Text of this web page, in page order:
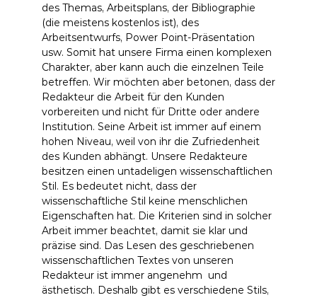
des Themas, Arbeitsplans, der Bibliographie
(die meistens kostenlos ist), des
Arbeitsentwurfs, Power Point-Präsentation
usw. Somit hat unsere Firma einen komplexen
Charakter, aber kann auch die einzelnen Teile
betreffen. Wir möchten aber betonen, dass der
Redakteur die Arbeit für den Kunden
vorbereiten und nicht für Dritte oder andere
Institution. Seine Arbeit ist immer auf einem
hohen Niveau, weil von ihr die Zufriedenheit
des Kunden abhängt. Unsere Redakteure
besitzen einen untadeligen wissenschaftlichen
Stil. Es bedeutet nicht, dass der
wissenschaftliche Stil keine menschlichen
Eigenschaften hat. Die Kriterien sind in solcher
Arbeit immer beachtet, damit sie klar und
präzise sind. Das Lesen des geschriebenen
wissenschaftlichen Textes von unseren
Redakteur ist immer angenehm und
ästhetisch. Deshalb gibt es verschiedene Stils,